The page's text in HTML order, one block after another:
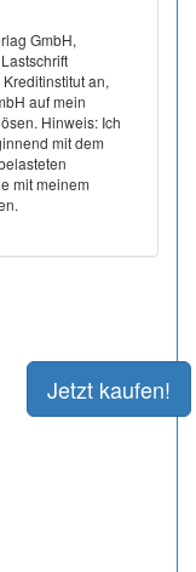
GmbH,
an,
auf mein
Hinweis: Ich
mit dem
mit meinem